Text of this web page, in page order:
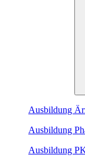
Ausbildung
Ausbildung
Ausbildung